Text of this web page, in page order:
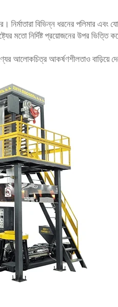
বিভিন্ন ধরনের পলিমার এবং
মতো নির্দিষ্ট প্রয়োজনের উপর ভিত্তি
আলোকচিত্র আকর্ষণশীলতাও বাড়িয়ে